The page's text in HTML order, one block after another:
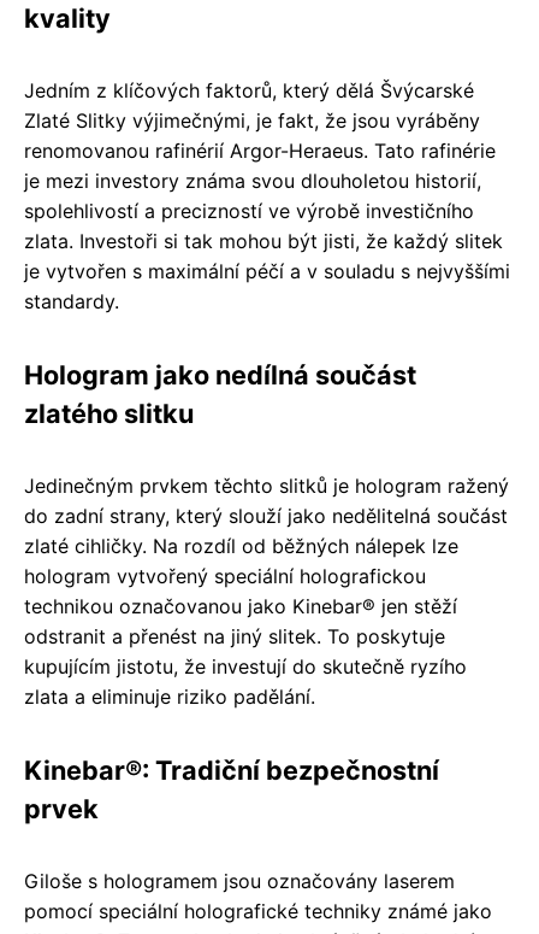
kvality
Jedním z klíčových faktorů, který dělá Švýcarské
Zlaté Slitky výjimečnými, je fakt, že jsou vyráběny
renomovanou rafinérií Argor-Heraeus. Tato rafinérie
je mezi investory známa svou dlouholetou historií,
spolehlivostí a precizností ve výrobě investičního
zlata. Investoři si tak mohou být jisti, že každý slitek
je vytvořen s maximální péčí a v souladu s nejvyššími
standardy.
Hologram jako nedílná součást
zlatého slitku
Jedinečným prvkem těchto slitků je hologram ražený
do zadní strany, který slouží jako nedělitelná součást
zlaté cihličky. Na rozdíl od běžných nálepek lze
hologram vytvořený speciální holografickou
technikou označovanou jako Kinebar® jen stěží
odstranit a přenést na jiný slitek. To poskytuje
kupujícím jistotu, že investují do skutečně ryzího
zlata a eliminuje riziko padělání.
Kinebar®: Tradiční bezpečnostní
prvek
Giloše s hologramem jsou označovány laserem
pomocí speciální holografické techniky známé jako